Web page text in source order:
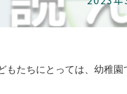
もたちにとっては、幼稚園